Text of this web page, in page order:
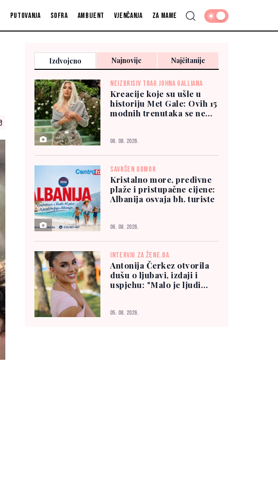
Putovanja Sofra Ambijent Vjenčanja Za mame
Izdvojeno Najnovije Najčitanije
NEIZBRISIV TRAG JOHNA GALLIANA
Kreacije koje su ušle u
historiju Met Gale: Ovih 15
modnih trenutaka se ne
06. 08. 2026.
SAVRŠEN ODMOR
Kristalno more, predivne
plaže i pristupačne cijene:
Albanija osvaja bh. turiste
06. 08. 2026.
INTERVJU ZA ŽENE.BA
Antonija Čerkez otvorila
dušu o ljubavi, izdaji i
uspjehu: "Malo je ljudi
05. 08. 2026.